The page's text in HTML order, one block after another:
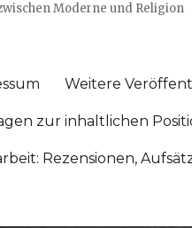
Moderne und Religion
Weitere
zur inhaltlichen
Rezensionen,